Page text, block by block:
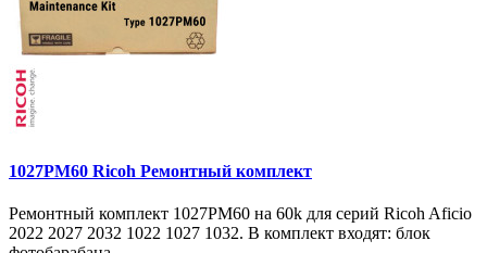
1027PM60 Ricoh Ремонтный комплект
Ремонтный комплект 1027PM60 на 60k для серий Ricoh Aficio
2022 2027 2032 1022 1027 1032. В комплект входят: блок